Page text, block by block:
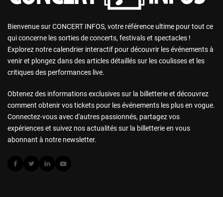
Bienvenue sur CONCERT INFOS, votre référence ultime pour tout ce
qui concerne les sorties de concerts, festivals et spectacles !
Explorez notre calendrier interactif pour découvrir les événements à
venir et plongez dans des articles détaillés sur les coulisses et les
critiques des performances live.
Obtenez des informations exclusives sur la billetterie et découvrez
comment obtenir vos tickets pour les événements les plus en vogue.
Connectez-vous avec d'autres passionnés, partagez vos
expériences et suivez nos actualités sur la billetterie en vous
abonnant à notre newsletter.